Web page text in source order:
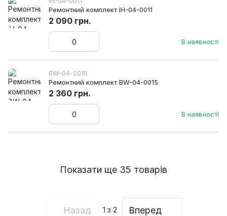
Ремонтний комплект IH-04-0011
В наявності
2 090 грн.
BW-04-0015
Ремонтний комплект BW-04-0015
В наявності
2 360 грн.
Показати ще 35 товарів
Назад 1 з 2 Вперед